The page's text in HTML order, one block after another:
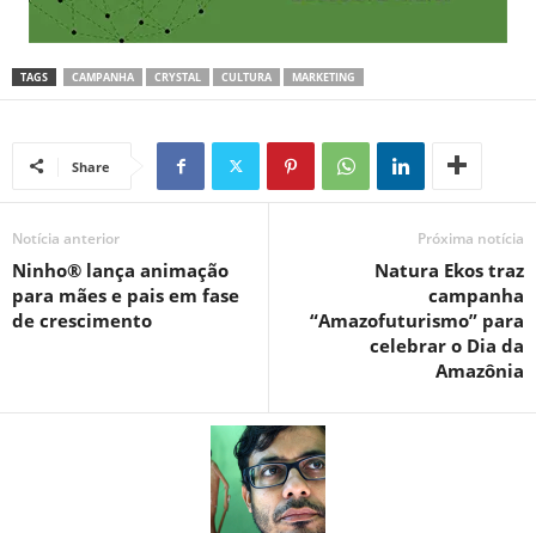
TAGS CAMPANHA CRYSTAL CULTURA MARKETING
Share
Notícia anterior
Ninho® lança animação
para mães e pais em fase
de crescimento
Próxima notícia
Natura Ekos traz
campanha
“Amazofuturismo” para
celebrar o Dia da
Amazônia